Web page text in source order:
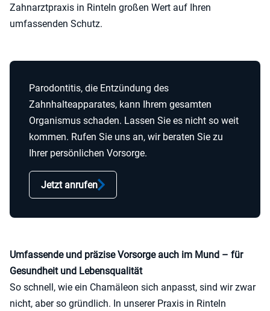
Zahnarztpraxis in Rinteln großen Wert auf Ihren
umfassenden Schutz.
Parodontitis, die Entzündung des
Zahnhalteapparates, kann Ihrem gesamten
Organismus schaden. Lassen Sie es nicht so weit
kommen. Rufen Sie uns an, wir beraten Sie zu
Ihrer persönlichen Vorsorge.
Jetzt anrufen
Umfassende und präzise Vorsorge auch im Mund – für
Gesundheit und Lebensqualität
So schnell, wie ein Chamäleon sich anpasst, sind wir zwar
nicht, aber so gründlich. In unserer Praxis in Rinteln